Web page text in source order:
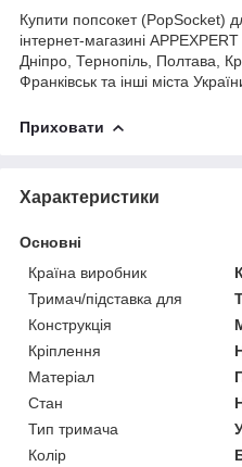
Купити попсокет (PopSocket)
інтернет-магазині
Дніпро, Тернопіль, Полтава,
Франківськ та інші міста
Приховати
Характеристики
Основні
Країна виробник
Тримач/підставка для
Конструкція
Кріплення
Матеріал
Стан
Тип тримача
Колір